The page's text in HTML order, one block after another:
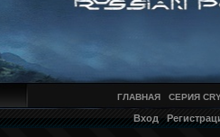
ГЛАВНАЯ СЕРИЯ
Вход